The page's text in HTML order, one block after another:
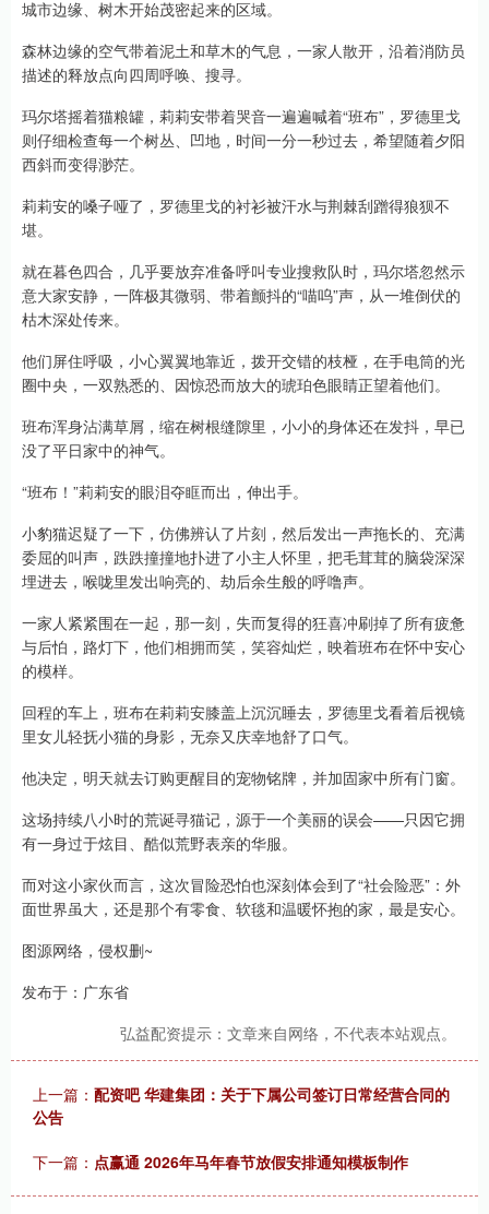
城市边缘、树木开始茂密起来的区域。
森林边缘的空气带着泥土和草木的气息，一家人散开，沿着消防员
描述的释放点向四周呼唤、搜寻。
玛尔塔摇着猫粮罐，莉莉安带着哭音一遍遍喊着“班布”，罗德里戈
则仔细检查每一个树丛、凹地，时间一分一秒过去，希望随着夕阳
西斜而变得渺茫。
莉莉安的嗓子哑了，罗德里戈的衬衫被汗水与荆棘刮蹭得狼狈不
堪。
就在暮色四合，几乎要放弃准备呼叫专业搜救队时，玛尔塔忽然示
意大家安静，一阵极其微弱、带着颤抖的“喵呜”声，从一堆倒伏的
枯木深处传来。
他们屏住呼吸，小心翼翼地靠近，拨开交错的枝桠，在手电筒的光
圈中央，一双熟悉的、因惊恐而放大的琥珀色眼睛正望着他们。
班布浑身沾满草屑，缩在树根缝隙里，小小的身体还在发抖，早已
没了平日家中的神气。
“班布！”莉莉安的眼泪夺眶而出，伸出手。
小豹猫迟疑了一下，仿佛辨认了片刻，然后发出一声拖长的、充满
委屈的叫声，跌跌撞撞地扑进了小主人怀里，把毛茸茸的脑袋深深
埋进去，喉咙里发出响亮的、劫后余生般的呼噜声。
一家人紧紧围在一起，那一刻，失而复得的狂喜冲刷掉了所有疲惫
与后怕，路灯下，他们相拥而笑，笑容灿烂，映着班布在怀中安心
的模样。
回程的车上，班布在莉莉安膝盖上沉沉睡去，罗德里戈看着后视镜
里女儿轻抚小猫的身影，无奈又庆幸地舒了口气。
他决定，明天就去订购更醒目的宠物铭牌，并加固家中所有门窗。
这场持续八小时的荒诞寻猫记，源于一个美丽的误会——只因它拥
有一身过于炫目、酷似荒野表亲的华服。
而对这小家伙而言，这次冒险恐怕也深刻体会到了“社会险恶”：外
面世界虽大，还是那个有零食、软毯和温暖怀抱的家，最是安心。
图源网络，侵权删~
发布于：广东省
弘益配资提示：文章来自网络，不代表本站观点。
上一篇： 配资吧 华建集团：关于下属公司签订日常经营合同的
公告
下一篇： 点赢通 2026年马年春节放假安排通知模板制作